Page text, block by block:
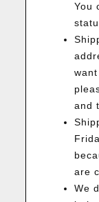
You
and
are
We